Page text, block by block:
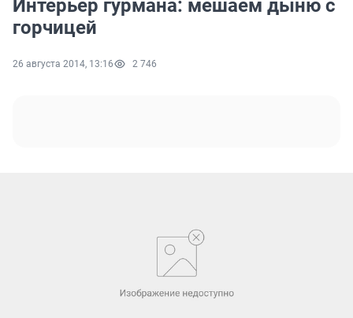
Интерьер гурмана: мешаем дыню с
горчицей
26 августа 2014, 13:16 2 746